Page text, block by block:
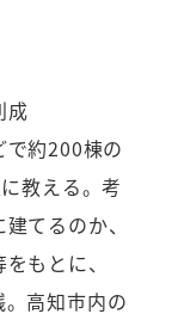
成
で約200棟の
教える。考
てるのか、
もとに、
高知市内の